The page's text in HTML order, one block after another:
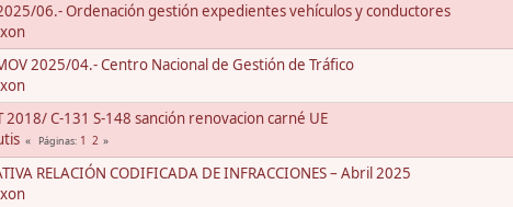
06.- Ordenación gestión expedientes vehículos y conductores
2025/04.- Centro Nacional de Gestión de Tráfico
2018/ C-131 S-148 sanción renovacion carné UE
Páginas 1 2
RELACIÓN CODIFICADA DE INFRACCIONES – Abril 2025